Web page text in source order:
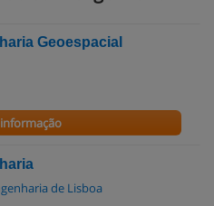
Geoespacial
de Lisboa